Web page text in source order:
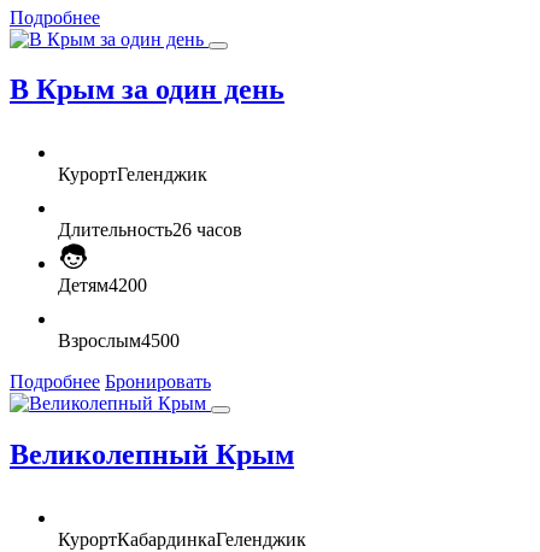
Подробнее
В Крым за один день
КурортГеленджик
Длительность26 часов
Детям4200
Взрослым4500
Подробнее Бронировать
Великолепный Крым
КурортКабардинкаГеленджик